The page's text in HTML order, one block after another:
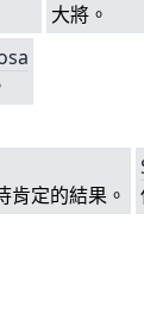
大將。
肯定的結果。